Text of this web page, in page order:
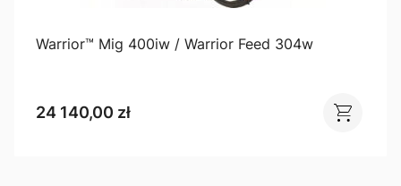
Warrior™ Mig 400iw / Warrior Feed 304w
24 140,00 zł